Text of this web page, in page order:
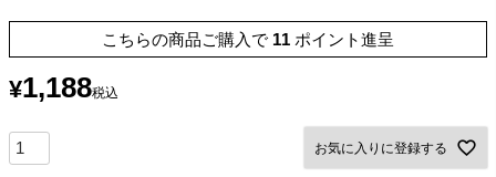
こちらの商品ご購入で 11 ポイント進呈
¥1,188税込
お気に入りに登録する